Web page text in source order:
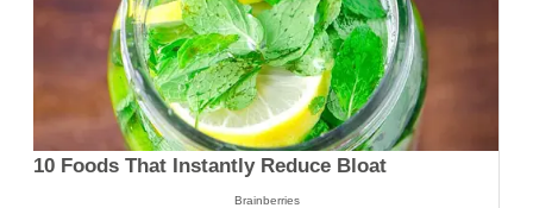
10 Foods That Instantly Reduce Bloat
Brainberries